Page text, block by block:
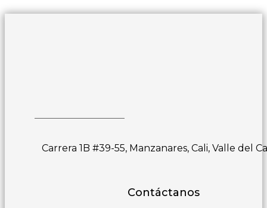
Carrera 1B #39-55, Manzanares, Cali, Valle del
Contáctanos